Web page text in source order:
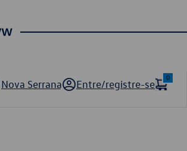
Nova Serrana Entre/registre-se
0